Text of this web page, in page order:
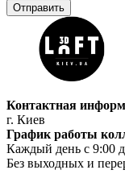
Отправить
Контактная
г. Киев
График работы
Каждый день с 9:00
Без выходных и